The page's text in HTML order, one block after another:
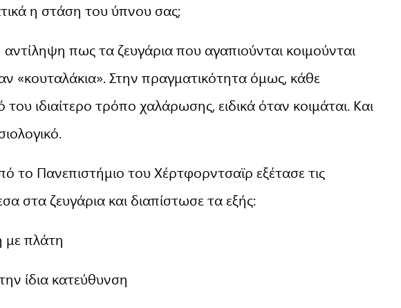
η στάση του ύπνου σας;
πως τα ζευγάρια που αγαπιούνται κοιμούνται
«κουταλάκια». Στην πραγματικότητα όμως, κάθε
ιδιαίτερο τρόπο χαλάρωσης, ειδικά όταν κοιμάται. Και
το Πανεπιστήμιο του Χέρτφορντσαϊρ εξέτασε τις
στα ζευγάρια και διαπίστωσε τα εξής:
με πλάτη
ίδια κατεύθυνση